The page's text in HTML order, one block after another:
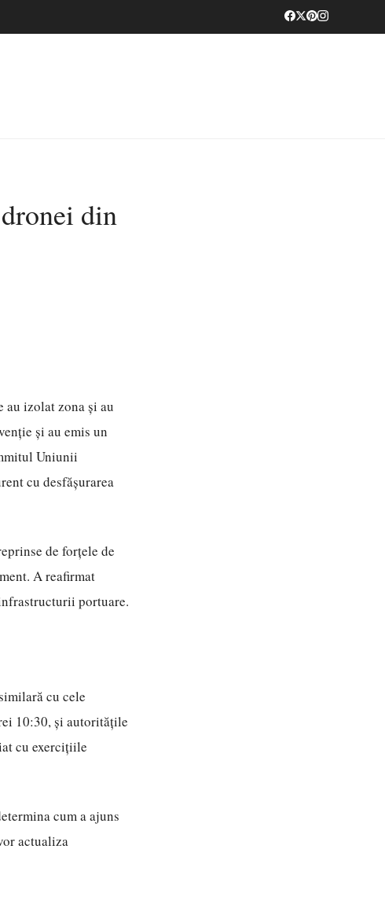
din
au izolat zona și au
și au emis un
Uniunii
cu desfășurarea
de forțele de
A reafirmat
portuare.
cu cele
10:30, și autoritățile
cu exercițiile
cum a ajuns
actualiza